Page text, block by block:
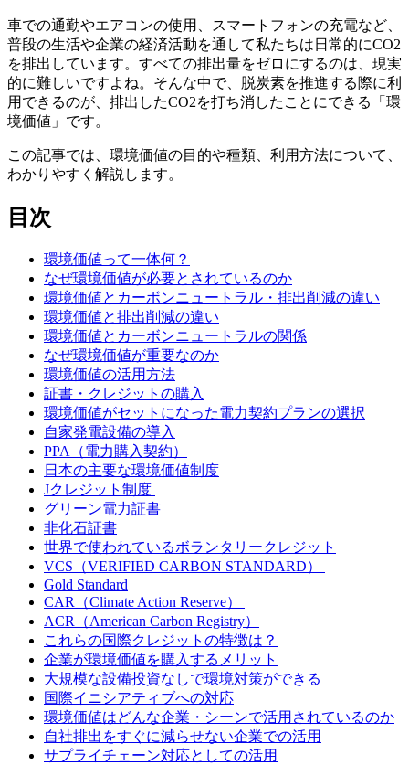
車での通勤やエアコンの使用、スマートフォンの充電など、
普段の生活や企業の経済活動を通して私たちは日常的にCO2
を排出しています。すべての排出量をゼロにするのは、現実
的に難しいですよね。そんな中で、脱炭素を推進する際に利
用できるのが、排出したCO2を打ち消したことにできる「環
境価値」です。
この記事では、環境価値の目的や種類、利用方法について、
わかりやすく解説します。
目次
環境価値って一体何？
なぜ環境価値が必要とされているのか
環境価値とカーボンニュートラル・排出削減の違い
環境価値と排出削減の違い
環境価値とカーボンニュートラルの関係
なぜ環境価値が重要なのか
環境価値の活用方法
証書・クレジットの購入
環境価値がセットになった電力契約プランの選択
自家発電設備の導入
PPA（電力購入契約）
日本の主要な環境価値制度
Jクレジット制度
グリーン電力証書
非化石証書
世界で使われているボランタリークレジット
VCS（VERIFIED CARBON STANDARD）
Gold Standard
CAR（Climate Action Reserve）
ACR（American Carbon Registry）
これらの国際クレジットの特徴は？
企業が環境価値を購入するメリット
大規模な設備投資なしで環境対策ができる
国際イニシアティブへの対応
環境価値はどんな企業・シーンで活用されているのか
自社排出をすぐに減らせない企業での活用
サプライチェーン対応としての活用